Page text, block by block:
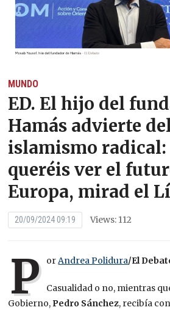
MUNDO
ED. El hijo del
Hamás advierte
islamismo radical:
queréis ver el
Europa, mirad el
20/09/2024 09:19 Views: 112
P orAndrea Polidura/El
Casualidad o no, mientras
Gobierno, Pedro Sánchez, recibía